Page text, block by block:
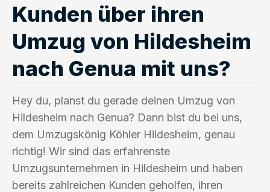
Kunden über ihren
Umzug von Hildesheim
nach Genua mit uns?
Hey du, planst du gerade deinen Umzug von
Hildesheim nach Genua? Dann bist du bei uns,
dem Umzugskönig Köhler Hildesheim, genau
richtig! Wir sind das erfahrenste
Umzugsunternehmen in Hildesheim und haben
bereits zahlreichen Kunden geholfen, ihren